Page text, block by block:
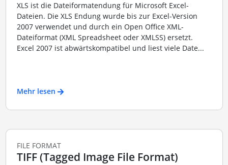
XLS ist die Dateiformatendung für Microsoft Excel-
Dateien. Die XLS Endung wurde bis zur Excel-Version
2007 verwendet und durch ein Open Office XML-
Dateiformat (XML Spreadsheet oder XMLSS) ersetzt.
Excel 2007 ist abwärtskompatibel und liest viele Date...
Mehr lesen
FILE FORMAT
TIFF (Tagged Image File Format)